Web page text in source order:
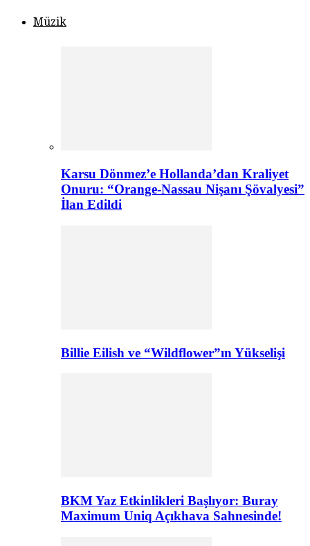
Müzik
Karsu Dönmez’e Hollanda’dan Kraliyet
Onuru: “Orange-Nassau Nişanı Şövalyesi”
İlan Edildi
Billie Eilish ve “Wildflower”ın Yükselişi
BKM Yaz Etkinlikleri Başlıyor: Buray
Maximum Uniq Açıkhava Sahnesinde!